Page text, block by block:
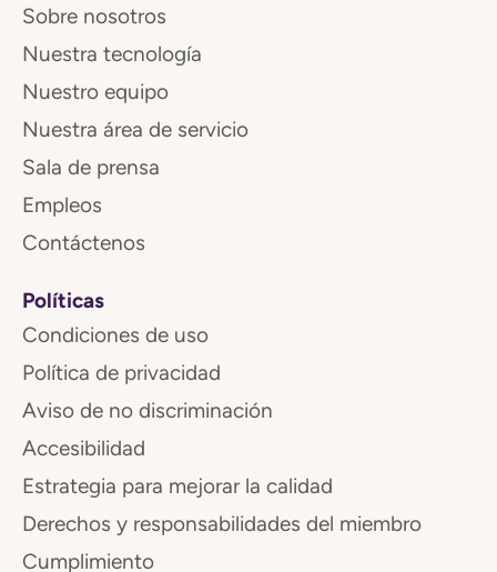
Sobre nosotros
Nuestra tecnología
Nuestro equipo
Nuestra área de servicio
Sala de prensa
Empleos
Contáctenos
Políticas
Condiciones de uso
Política de privacidad
Aviso de no discriminación
Accesibilidad
Estrategia para mejorar la calidad
Derechos y responsabilidades del miembro
Cumplimiento